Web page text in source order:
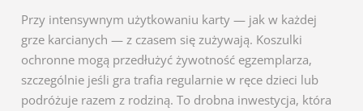
Przy intensywnym użytkowaniu karty — jak w każdej
grze karcianych — z czasem się zużywają. Koszulki
ochronne mogą przedłużyć żywotność egzemplarza,
szczególnie jeśli gra trafia regularnie w ręce dzieci lub
podróżuje razem z rodziną. To drobna inwestycja, która